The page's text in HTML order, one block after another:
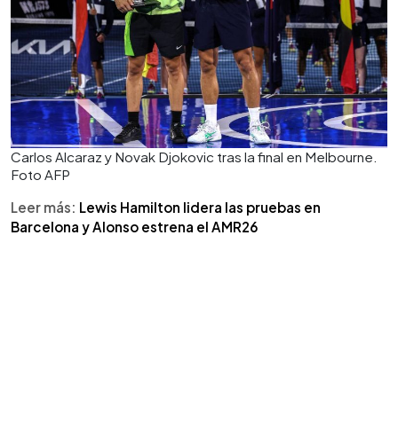
Carlos Alcaraz y Novak Djokovic tras la final en Melbourne.
Foto AFP
Leer más: Lewis Hamilton lidera las pruebas en
Barcelona y Alonso estrena el AMR26